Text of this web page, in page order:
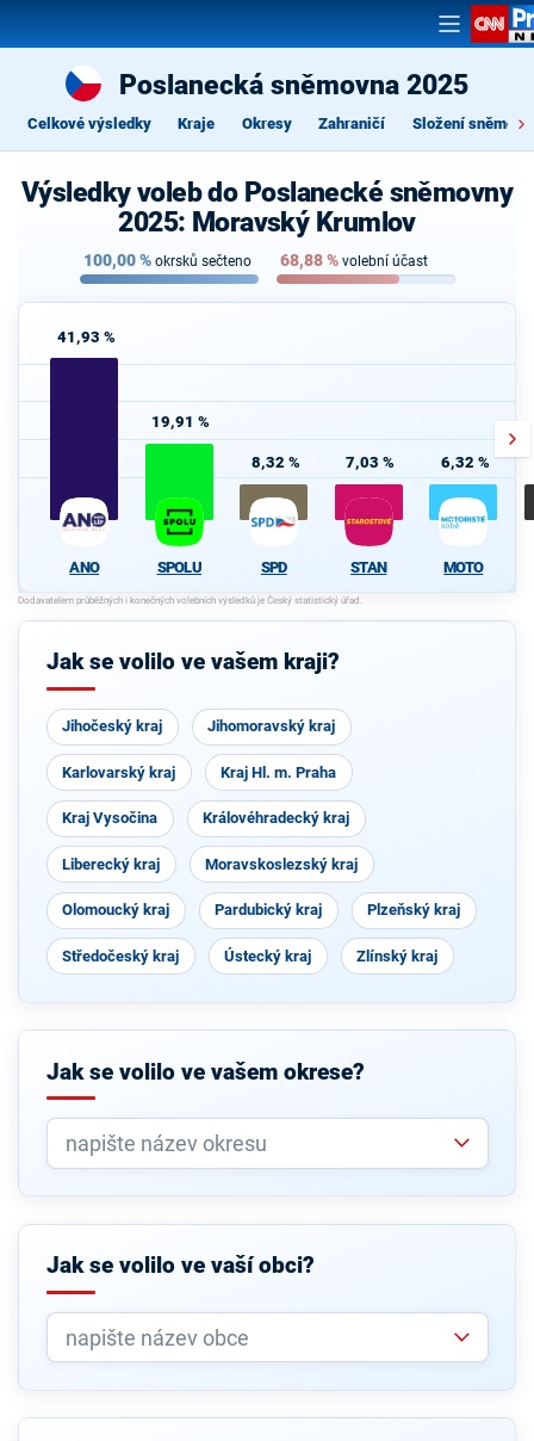
Poslanecká sněmovna 2025
Celkové výsledky Kraje Okresy Zahraničí Složení
Výsledky voleb do Poslanecké sněmovny
2025: Moravský Krumlov
100,00% okrsků sečteno 68,88% volební účast
41,93 %
ANO
19,91 %
SPOLU
8,32 %
SPD
7,03 %
STAN
6,32 %
MOTO
Jak se volilo ve vašem kraji?
Jihočeský kraj Jihomoravský kraj
Karlovarský kraj Kraj Hl. m. Praha
Kraj Vysočina Královéhradecký kraj
Liberecký kraj Moravskoslezský kraj
Olomoucký kraj Pardubický kraj Plzeňský kraj
Středočeský kraj Ústecký kraj Zlínský kraj
Jak se volilo ve vašem okrese?
Jak se volilo ve vaší obci?